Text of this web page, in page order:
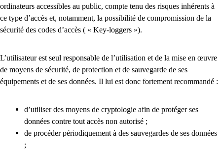
ordinateurs accessibles au public, compte tenu des risques inhérents à
ce type d’accès et, notamment, la possibilité de compromission de la
sécurité des codes d’accès ( « Key-loggers »).
L’utilisateur est seul responsable de l’utilisation et de la mise en œuvre
de moyens de sécurité, de protection et de sauvegarde de ses
équipements et de ses données. Il lui est donc fortement recommandé :
d’utiliser des moyens de cryptologie afin de protéger ses
données contre tout accès non autorisé ;
de procéder périodiquement à des sauvegardes de ses données
;